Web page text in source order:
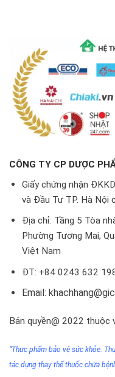
CÔNG TY CP DƯỢC
Giấy chứng nhận
và Đầu Tư TP. Hà Nội
Địa chỉ: Tầng 5 Tòa
Phường Tương Mai,
Việt Nam
ĐT: +84 0243 632
Email:
Bản quyền@ 2022 thuộc
“Thực phẩm bảo vệ sức khỏe.
tác dụng thay thế thuốc chữa